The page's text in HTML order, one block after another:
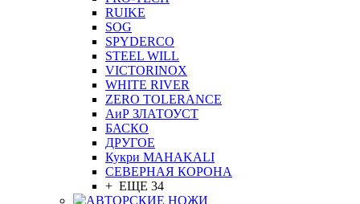
RUIKE
SOG
SPYDERCO
STEEL WILL
VICTORINOX
WHITE RIVER
ZERO TOLERANCE
АиР ЗЛАТОУСТ
БАСКО
ДРУГОЕ
Кукри MAHAKALI
СЕВЕРНАЯ КОРОНА
+ ЕЩЕ 34